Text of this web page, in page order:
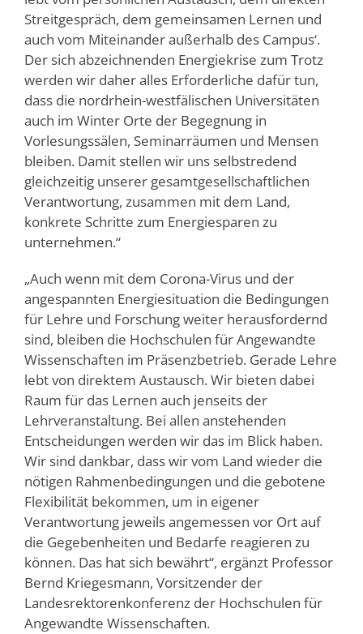
Streitgespräch, dem gemeinsamen Lernen und
auch vom Miteinander außerhalb des Campus‘.
Der sich abzeichnenden Energiekrise zum Trotz
werden wir daher alles Erforderliche dafür tun,
dass die nordrhein-westfälischen Universitäten
auch im Winter Orte der Begegnung in
Vorlesungssälen, Seminarräumen und Mensen
bleiben. Damit stellen wir uns selbstredend
gleichzeitig unserer gesamtgesellschaftlichen
Verantwortung, zusammen mit dem Land,
konkrete Schritte zum Energiesparen zu
unternehmen.“
„Auch wenn mit dem Corona-Virus und der
angespannten Energiesituation die Bedingungen
für Lehre und Forschung weiter herausfordernd
sind, bleiben die Hochschulen für Angewandte
Wissenschaften im Präsenzbetrieb. Gerade Lehre
lebt von direktem Austausch. Wir bieten dabei
Raum für das Lernen auch jenseits der
Lehrveranstaltung. Bei allen anstehenden
Entscheidungen werden wir das im Blick haben.
Wir sind dankbar, dass wir vom Land wieder die
nötigen Rahmenbedingungen und die gebotene
Flexibilität bekommen, um in eigener
Verantwortung jeweils angemessen vor Ort auf
die Gegebenheiten und Bedarfe reagieren zu
können. Das hat sich bewährt“, ergänzt Professor
Bernd Kriegesmann, Vorsitzender der
Landesrektorenkonferenz der Hochschulen für
Angewandte Wissenschaften.